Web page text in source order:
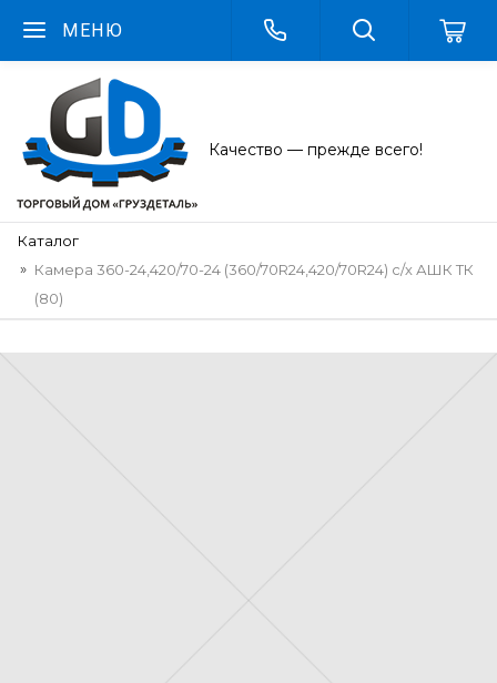
МЕНЮ
Качество — прежде всего!
Каталог
Камера 360-24,420/70-24 (360/70R24,420/70R24) с/х АШК ТК
(80)